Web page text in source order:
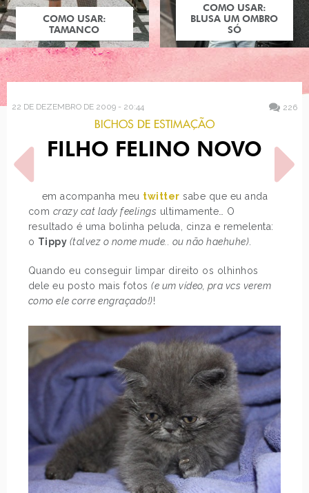
COMO USAR:
TAMANCO
COMO USAR:
BLUSA UM OMBRO
SÓ
22 DE DEZEMBRO DE 2009 - 20:44 226
BICHOS DE ESTIMAÇÃO
FILHO FELINO NOVO
Quem acompanha meu twitter sabe que eu andava
com crazy cat lady feelings ultimamente… O
resultado é uma bolinha peluda, cinza e remelenta:
o Tippy (talvez o nome mude.. ou não haehuhe)
Quando eu conseguir limpar direito os olhinhos
dele eu posto mais fotos(e um vídeo, pra vcs verem
como ele corre engraçado!)!
POST ANTERIOR
OVERDOSE: NATAL
PRÓXIMO POST
COMO USAR: ESPECIAL